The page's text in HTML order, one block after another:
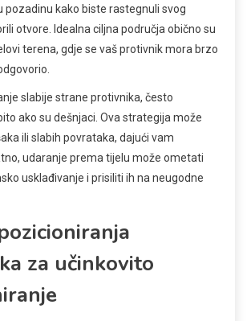
pozadinu kako biste rastegnuli svog
otvore. Idealna ciljna područja obično su
terena, gdje se vaš protivnik mora brzo
slabije strane protivnika, često
ako su dešnjaci. Ova strategija može
ili slabih povrataka, dajući vam
udaranje prema tijelu može ometati
usklađivanje i prisiliti ih na neugodne
za učinkovito